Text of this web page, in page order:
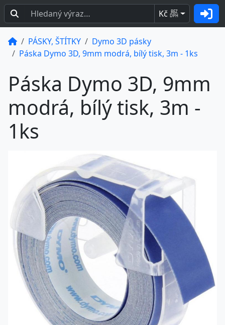
Kč BEZ
DPH
PÁSKY, ŠTÍTKY
Dymo 3D pásky
Páska Dymo 3D, 9mm modrá, bílý tisk, 3m - 1ks
Páska Dymo 3D, 9mm
modrá, bílý tisk, 3m -
1ks